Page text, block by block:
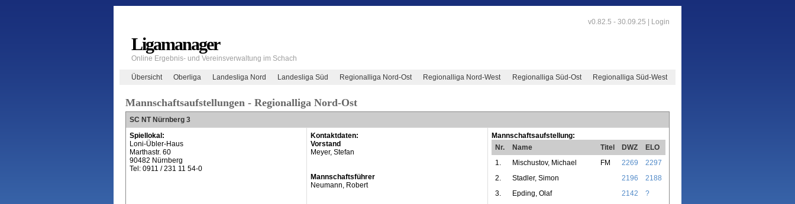
v0.82.5 - 30.09.25 | Login
Ligamanager
Online Ergebnis- und Vereinsverwaltung im Schach
Übersicht Oberliga Landesliga Nord Landesliga Süd Regionalliga Nord-Ost Regionalliga Nord-West Regionalliga Süd-Ost Regionalliga Süd-West
Mannschaftsaufstellungen - Regionalliga Nord-Ost
SC NT Nürnberg 3
Spiellokal:
Loni-Übler-Haus
Marthastr. 60
90482 Nürnberg
Tel: 0911 / 231 11 54-0
Kontaktdaten:
Vorstand
Meyer, Stefan
Mannschaftsführer
Neumann, Robert
Mannschaftsaufstellung:
Nr.
Name Titel DWZ
ELO
1.
Mischustov, Michael FM 2269
2297
2.
Stadler, Simon 2196
2188
3.
Epding, Olaf 2142
?